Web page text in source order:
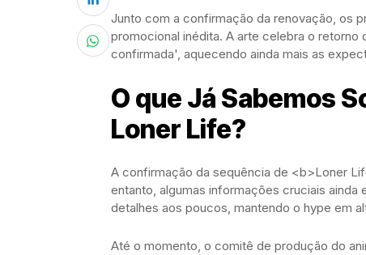
Junto com a confirmação da renovação, os
promocional inédita. A arte celebra o
confirmada', aquecendo ainda mais as
O que Já Sabemos
Loner Life?
A confirmação da sequência de <b>Loner
entanto, algumas informações cruciais
detalhes aos poucos, mantendo o hype em
Até o momento, o comitê de produção do